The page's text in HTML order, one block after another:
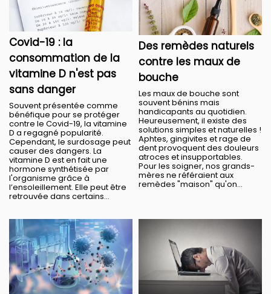
Covid-19 : la
consommation de la
vitamine D n'est pas
sans danger
Souvent présentée comme
bénéfique pour se protéger
contre le Covid-19, la vitamine
D a regagné popularité.
Cependant, le surdosage peut
causer des dangers. La
vitamine D est en fait une
hormone synthétisée par
l'organisme grâce à
l’ensoleillement. Elle peut être
retrouvée dans certains...
Des remèdes naturels
contre les maux de
bouche
Les maux de bouche sont
souvent bénins mais
handicapants au quotidien.
Heureusement, il existe des
solutions simples et naturelles !
Aphtes, gingivites et rage de
dent provoquent des douleurs
atroces et insupportables.
Pour les soigner, nos grands-
mères ne référaient aux
remèdes "maison" qu'on...